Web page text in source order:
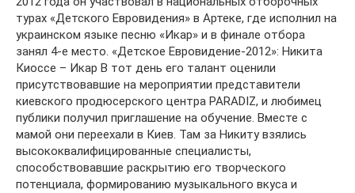
турах «Детского Евровидения» в Артеке, где исполнил на
украинском языке песню «Икар» и в финале отбора
занял 4-е место. «Детское Евровидение-2012»: Никита
Киоссе – Икар В тот день его талант оценили
присутствовавшие на мероприятии представители
киевского продюсерского центра PARADIZ, и любимец
публики получил приглашение на обучение. Вместе с
мамой они переехали в Киев. Там за Никиту взялись
высококвалифицированные специалисты,
способствовавшие раскрытию его творческого
потенциала, формированию музыкального вкуса и